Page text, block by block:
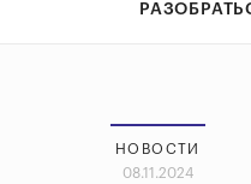
НОВОСТИ
08.11.2024